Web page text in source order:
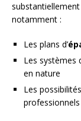
notamment :
Les plans d’
Les systèmes
en nature
Les
professionnels